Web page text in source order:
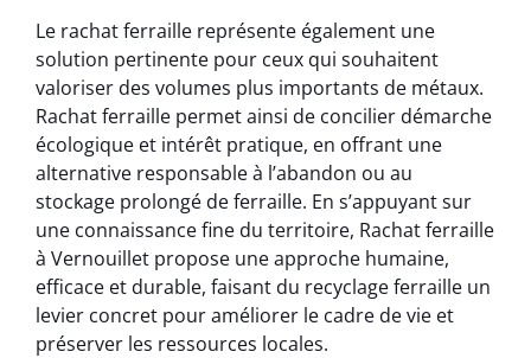
Le rachat ferraille représente également une
solution pertinente pour ceux qui souhaitent
valoriser des volumes plus importants de métaux.
Rachat ferraille permet ainsi de concilier démarche
écologique et intérêt pratique, en offrant une
alternative responsable à l’abandon ou au
stockage prolongé de ferraille. En s’appuyant sur
une connaissance fine du territoire, Rachat ferraille
à Vernouillet propose une approche humaine,
efficace et durable, faisant du recyclage ferraille un
levier concret pour améliorer le cadre de vie et
préserver les ressources locales.